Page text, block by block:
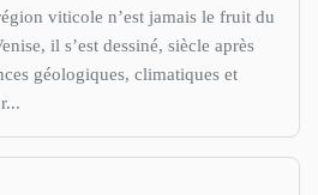
viticole n’est jamais le fruit du
il s’est dessiné, siècle après
géologiques, climatiques et